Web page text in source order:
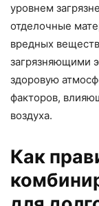
уровнем
отделочные
вредных
загрязняющими
здоровую
факторов,
воздуха.
Как